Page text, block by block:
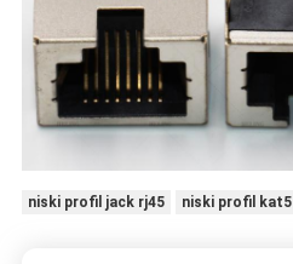
niski profil jack rj45 niski profil kat5